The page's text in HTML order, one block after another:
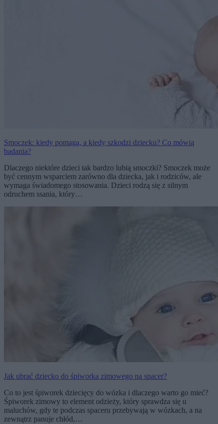
Smoczek: kiedy pomaga, a kiedy szkodzi dziecku? Co mówią
badania?
Dlaczego niektóre dzieci tak bardzo lubią smoczki? Smoczek może
być cennym wsparciem zarówno dla dziecka, jak i rodziców, ale
wymaga świadomego stosowania. Dzieci rodzą się z silnym
odruchem ssania, który…
Jak ubrać dziecko do śpiworka zimowego na spacer?
Co to jest śpiworek dziecięcy do wózka i dlaczego warto go mieć?
Śpiworek zimowy to element odzieży, który sprawdza się u
maluchów, gdy te podczas spaceru przebywają w wózkach, a na
zewnątrz panuje chłód,…